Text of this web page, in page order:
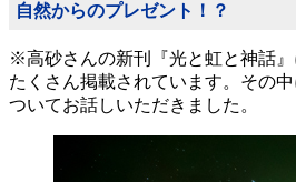
自然からのプレゼント！？
※高砂さんの新刊『光と虹と神話
たくさん掲載されています。その
ついてお話しいただきました。